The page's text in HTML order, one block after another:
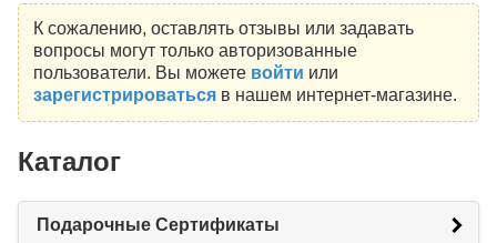
К сожалению, оставлять отзывы или задавать
вопросы могут только авторизованные
пользователи. Вы можете войти или
зарегистрироватьсяв нашем интернет-магазине.
Каталог
Подарочные Сертификаты